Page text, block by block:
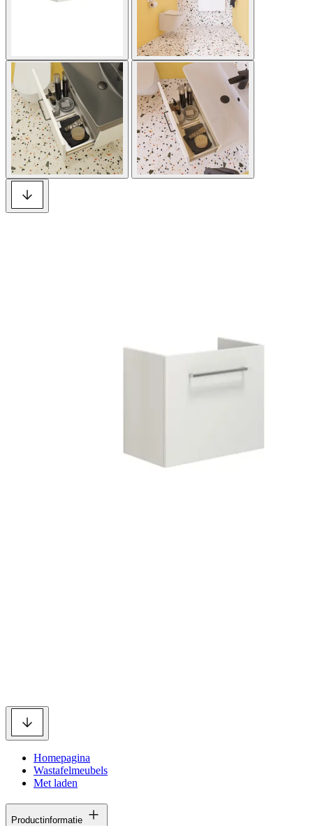
Homepagina
Wastafelmeubels
Met laden
Productinformatie